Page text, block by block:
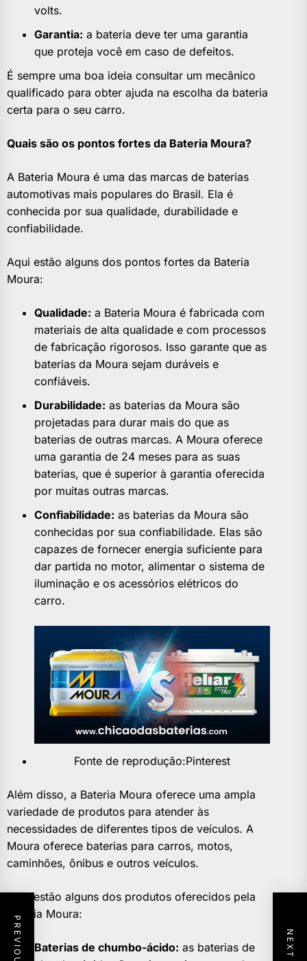
volts.
Garantia: a bateria deve ter uma garantia
que proteja você em caso de defeitos.
É sempre uma boa ideia consultar um mecânico
qualificado para obter ajuda na escolha da bateria
certa para o seu carro.
Quais são os pontos fortes da Bateria Moura?
A Bateria Moura é uma das marcas de baterias
automotivas mais populares do Brasil. Ela é
conhecida por sua qualidade, durabilidade e
confiabilidade.
Aqui estão alguns dos pontos fortes da Bateria
Moura:
Qualidade: a Bateria Moura é fabricada com
materiais de alta qualidade e com processos
de fabricação rigorosos. Isso garante que as
baterias da Moura sejam duráveis e
confiáveis.
Durabilidade: as baterias da Moura são
projetadas para durar mais do que as
baterias de outras marcas. A Moura oferece
uma garantia de 24 meses para as suas
baterias, que é superior à garantia oferecida
por muitas outras marcas.
Confiabilidade: as baterias da Moura são
conhecidas por sua confiabilidade. Elas são
capazes de fornecer energia suficiente para
dar partida no motor, alimentar o sistema de
iluminação e os acessórios elétricos do
carro.
Fonte de reprodução:Pinterest
Além disso, a Bateria Moura oferece uma ampla
variedade de produtos para atender às
necessidades de diferentes tipos de veículos. A
Moura oferece baterias para carros, motos,
caminhões, ônibus e outros veículos.
Aqui estão alguns dos produtos oferecidos pela
Bateria Moura:
Baterias de chumbo-ácido: as baterias de